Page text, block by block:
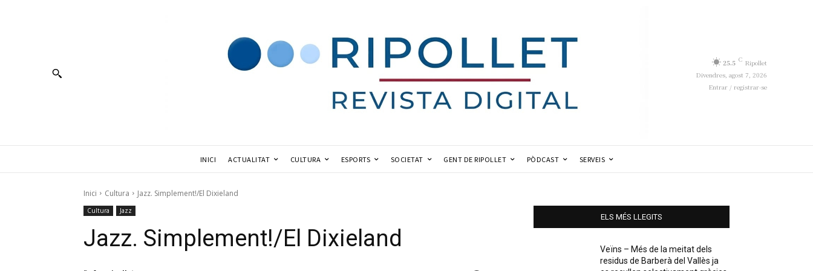
25.5 C Ripollet
Divendres, agost 7, 2026
Entrar / registrar-se
INICI ACTUALITAT CULTURA ESPORTS SOCIETAT GENT DE RIPOLLET PÒDCAST SERVEIS
Inici Cultura Jazz. Simplement!/El Dixieland
Cultura Jazz
Jazz. Simplement!/El Dixieland
ELS MÉS LLEGITS
Veïns – Més de la meitat dels
residus de Barberà del Vallès ja